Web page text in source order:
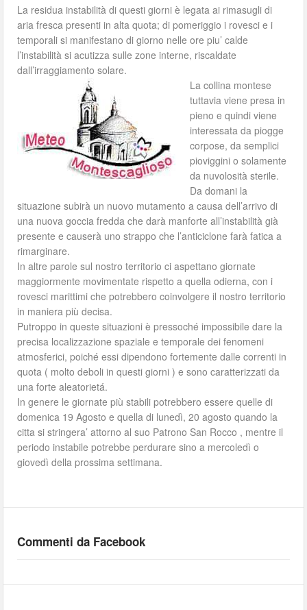
La residua instabilità di questi giorni è legata ai rimasugli di
aria fresca presenti in alta quota; di pomeriggio i rovesci e i
temporali si manifestano di giorno nelle ore piu’ calde
l’instabilità si acutizza sulle zone interne, riscaldate
dall’irraggiamento solare.
La collina montese
tuttavia viene presa in
pieno e quindi viene
interessata da piogge
corpose, da semplici
pioviggini o solamente
da nuvolosità sterile.
Da domani la
situazione subirà un nuovo mutamento a causa dell’arrivo di
una nuova goccia fredda che darà manforte all’instabilità già
presente e causerà uno strappo che l’anticiclone farà fatica a
rimarginare.
In altre parole sul nostro territorio ci aspettano giornate
maggiormente movimentate rispetto a quella odierna, con i
rovesci marittimi che potrebbero coinvolgere il nostro territorio
in maniera più decisa.
Putroppo in queste situazioni è pressoché impossibile dare la
precisa localizzazione spaziale e temporale dei fenomeni
atmosferici, poiché essi dipendono fortemente dalle correnti in
quota ( molto deboli in questi giorni ) e sono caratterizzati da
una forte aleatorietá.
In genere le giornate più stabili potrebbero essere quelle di
domenica 19 Agosto e quella di lunedì, 20 agosto quando la
citta si stringera’ attorno al suo Patrono San Rocco , mentre il
periodo instabile potrebbe perdurare sino a mercoledì o
giovedì della prossima settimana.
Commenti da Facebook